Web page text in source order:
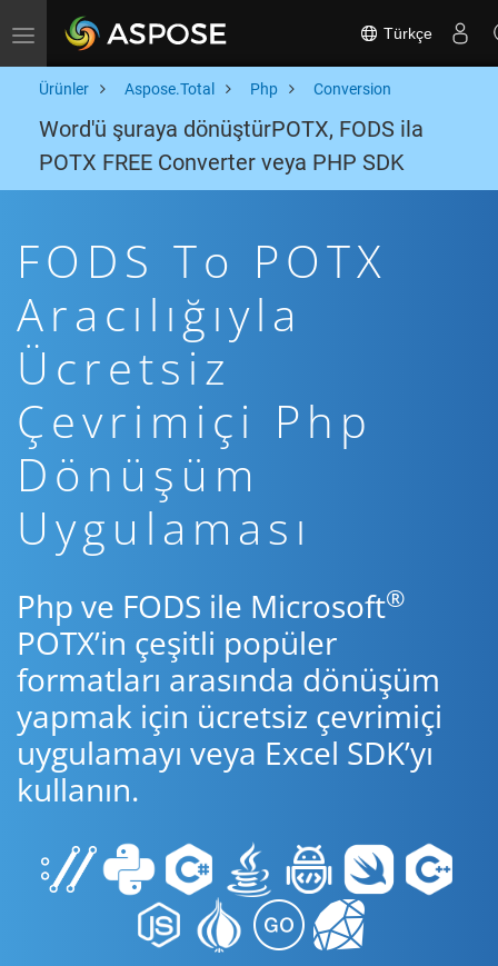
Toggle navigation Türkçe
Ürünler Aspose.Total Php Conversion
Word'ü şuraya dönüştürPOTX, FODS ila
POTX FREE Converter veya PHP SDK
FODS To POTX
Aracılığıyla
Ücretsiz
Çevrimiçi Php
Dönüşüm
Uygulaması
Php ve FODS ile Microsoft®
POTX’in çeşitli popüler
formatları arasında dönüşüm
yapmak için ücretsiz çevrimiçi
uygulamayı veya Excel SDK’yı
kullanın.